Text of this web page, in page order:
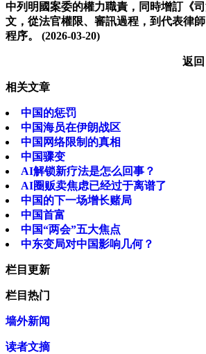
中列明國案委的權力職責，同時增訂《
文，從法官權限、審訊過程，到代表律
程序。 (2026-03-20)
返
相关文章
中国的惩罚
中国海员在伊朗战区
中国网络限制的真相
中国骤变
AI解锁新疗法是怎么回事？
AI圈贩卖焦虑已经过于离谱了
中国的下一场增长赌局
中国首富
中国“两会”五大焦点
中东变局对中国影响几何？
栏目更新
栏目热门
墙外新闻
读者文摘